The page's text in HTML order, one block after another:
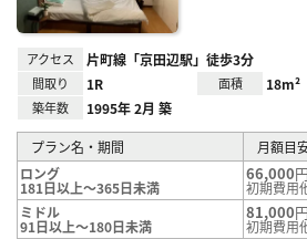
アクセス 片町線「京田辺駅」徒歩3分
間取り 1R 面積 18m²
築年数 1995年 2月 築
プラン名・期間
月額目
ロング
181日以上～365日未満
66,000
初期費用
ミドル
91日以上～180日未満
81,000
初期費用